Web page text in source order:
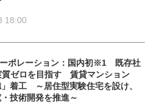
18:00
ーポレーション：国内初※1 既存社
質ゼロを目指す 賃貸マンション
」着工 ～居住型実験住宅を設け、
技術開発を推進～